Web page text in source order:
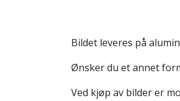
Bildet leveres på
Ønsker du et annet
Ved kjøp av bilder er